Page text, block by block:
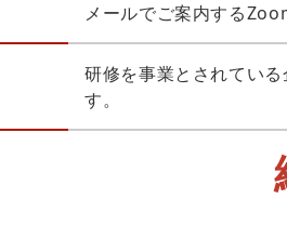
メールでご案内する
研修を事業とされてい
す。